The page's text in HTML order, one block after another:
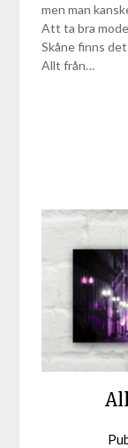
men man
Att ta bra
Skåne finns
Allt från…